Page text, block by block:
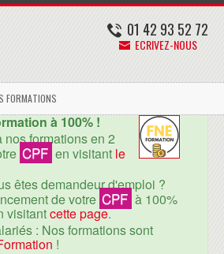
01 42 93 52 72
ECRIVEZ-NOUS
FORMATIONS
à 100% !
nos formations en 2
CPF en visitant le
êtes demandeur d'emploi ?
de votre CPF à 100%
visitantcette page.
: Nos formations sont
!